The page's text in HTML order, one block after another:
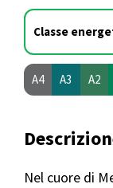
Classe
A4 A3 A2
Nel cuore di